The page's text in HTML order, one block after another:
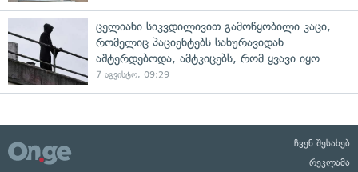
ცელიანი სიკვდილივით გამოწყობილი კაცი,
რომელიც პაციენტებს სახურავიდან
აშტერდებოდა, ამტკიცებს, რომ ყვავი იყო
7 აგვისტო, 09:29
ჩვენ შესახებ
რეკლამა